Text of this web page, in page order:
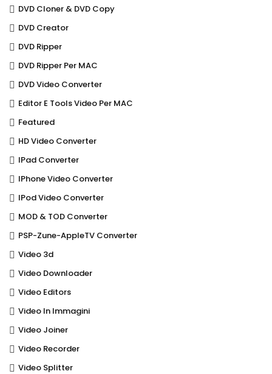
DVD Cloner & DVD Copy
DVD Creator
DVD Ripper
DVD Ripper Per MAC
DVD Video Converter
Editor E Tools Video Per MAC
Featured
HD Video Converter
IPad Converter
IPhone Video Converter
IPod Video Converter
MOD & TOD Converter
PSP-Zune-AppleTV Converter
Video 3d
Video Downloader
Video Editors
Video In Immagini
Video Joiner
Video Recorder
Video Splitter